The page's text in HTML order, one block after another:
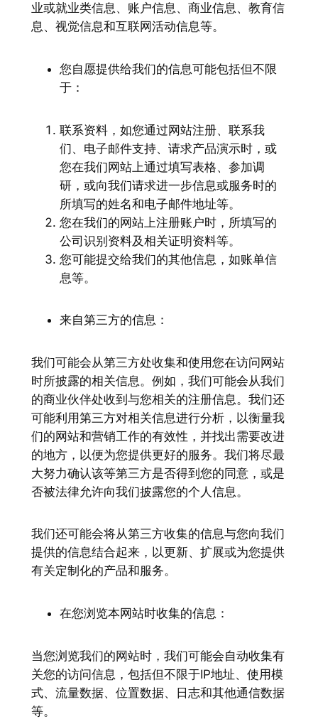
业或就业类信息、账户信息、商业信息、教育信
息、视觉信息和互联网活动信息等。
您自愿提供给我们的信息可能包括但不限
于：
联系资料，如您通过网站注册、联系我
们、电子邮件支持、请求产品演示时，或
您在我们网站上通过填写表格、参加调
研，或向我们请求进一步信息或服务时的
所填写的姓名和电子邮件地址等。
您在我们的网站上注册账户时，所填写的
公司识别资料及相关证明资料等。
您可能提交给我们的其他信息，如账单信
息等。
来自第三方的信息：
我们可能会从第三方处收集和使用您在访问网站
时所披露的相关信息。例如，我们可能会从我们
的商业伙伴处收到与您相关的注册信息。我们还
可能利用第三方对相关信息进行分析，以衡量我
们的网站和营销工作的有效性，并找出需要改进
的地方，以便为您提供更好的服务。我们将尽最
大努力确认该等第三方是否得到您的同意，或是
否被法律允许向我们披露您的个人信息。
我们还可能会将从第三方收集的信息与您向我们
提供的信息结合起来，以更新、扩展或为您提供
有关定制化的产品和服务。
在您浏览本网站时收集的信息：
当您浏览我们的网站时，我们可能会自动收集有
关您的访问信息，包括但不限于IP地址、使用模
式、流量数据、位置数据、日志和其他通信数据
等。